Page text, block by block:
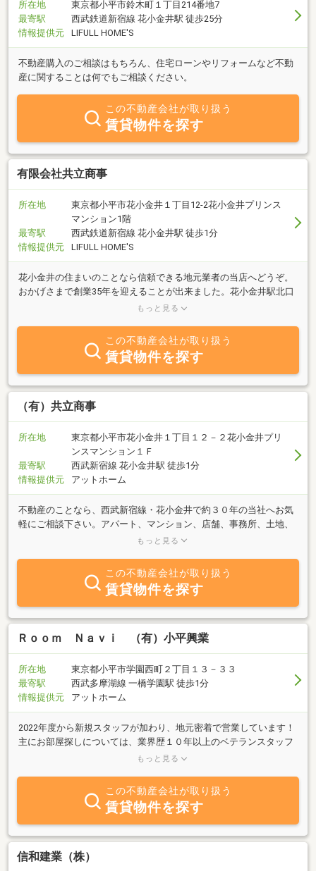
所在地
東京都小平市鈴木町１丁目214番地7
最寄駅
西武鉄道新宿線 花小金井駅 徒歩25分
情報提供元
LIFULL HOME'S
不動産購入のご相談はもちろん、住宅ローンやリフォームなど不動
産に関することは何でもご相談ください。
この不動産会社が取り扱う
賃貸物件を探す
有限会社共立商事
所在地
東京都小平市花小金井１丁目12-2花小金井プリンス
マンション1階
最寄駅
西武鉄道新宿線 花小金井駅 徒歩1分
情報提供元
LIFULL HOME'S
花小金井の住まいのことなら信頼できる地元業者の当店へどうぞ。
おかげさまで創業35年を迎えることが出来ました。花小金井駅北口
出てすぐ目の前の展示場にてお待ちしております。お気軽にどう
もっと見る
この不動産会社が取り扱う
賃貸物件を探す
（有）共立商事
所在地
東京都小平市花小金井１丁目１２－２花小金井プリ
ンスマンション１Ｆ
最寄駅
西武新宿線 花小金井駅 徒歩1分
情報提供元
アットホーム
不動産のことなら、西武新宿線・花小金井で約３０年の当社へお気
軽にご相談下さい。アパート、マンション、店舗、事務所、土地、
戸建て、駐車場等、地元の不動産ならではの物件を多数とりそろえ
もっと見る
この不動産会社が取り扱う
賃貸物件を探す
Ｒｏｏｍ Ｎａｖｉ （有）小平興業
所在地
東京都小平市学園西町２丁目１３－３３
最寄駅
西武多摩湖線 一橋学園駅 徒歩1分
情報提供元
アットホーム
2022年度から新規スタッフが加わり、地元密着で営業しています！
主にお部屋探しについては、業界歴１０年以上のベテランスタッフ
が対応しますので、気になることがあれば何でもお気軽にお問い合
はなく、一組一組のお客様へ丁寧に、そして安心してお部屋を借り
て頂ける、そんな不動産会社を目指して、毎日全員で協力して取り
組んでいます。もちろんお急ぎのお部屋探しもお任せください！お
引越し・新生活は長い人生の中で、それぞれ岐路になるタイミング
が多いものです。私どもはそういったタイミングで少しでも、皆様
が抱える悩みや問題を解消し、明るい新生活を迎えて頂きたいので
もっと見る
この不動産会社が取り扱う
賃貸物件を探す
信和建業（株）